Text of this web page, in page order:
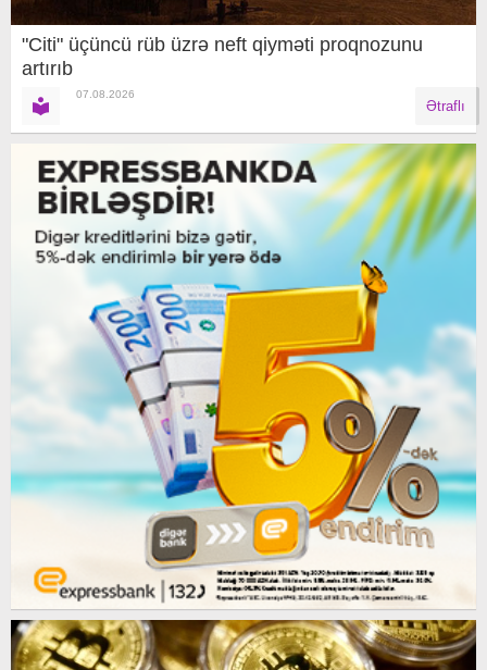
"Citi" üçüncü rüb üzrə neft qiyməti proqnozunu
artırıb
07.08.2026
Ətraflı